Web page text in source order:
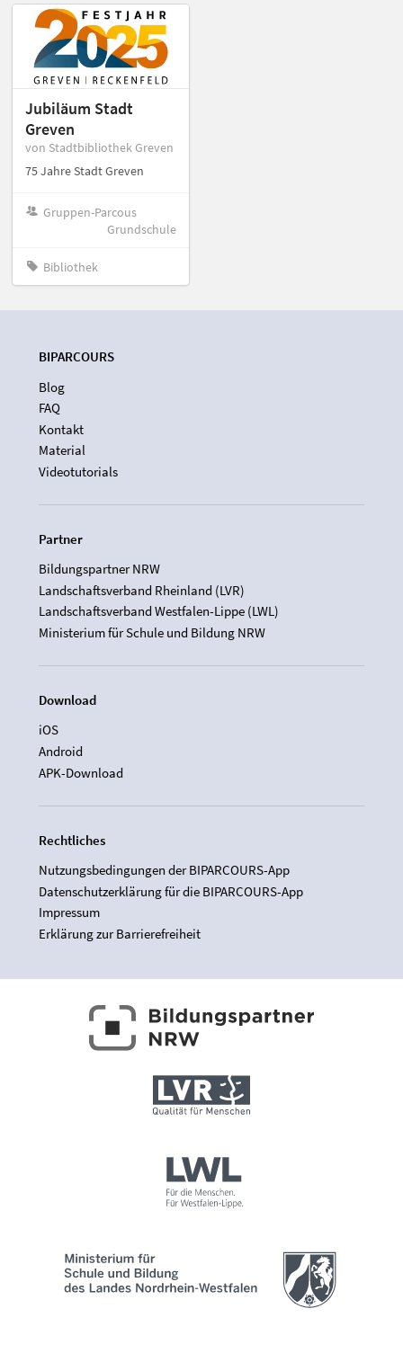
Jubiläum Stadt
Greven
von Stadtbibliothek Greven
75 Jahre Stadt Greven
Gruppen-Parcous
Grundschule
Bibliothek
BIPARCOURS
Blog
FAQ
Kontakt
Material
Videotutorials
Partner
Bildungspartner NRW
Landschaftsverband Rheinland (LVR)
Landschaftsverband Westfalen-Lippe (LWL)
Ministerium für Schule und Bildung NRW
Download
iOS
Android
APK-Download
Rechtliches
Nutzungsbedingungen der BIPARCOURS-App
Datenschutzerklärung für die BIPARCOURS-App
Impressum
Erklärung zur Barrierefreiheit